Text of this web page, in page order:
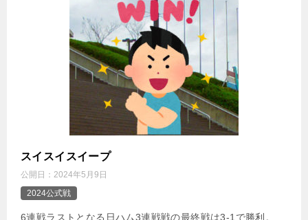
スイスイスイープ
公開日： 2024年5月9日
2024公式戦
6連戦ラストとなる日ハム3連戦戦の最終戦は3-1で勝利。